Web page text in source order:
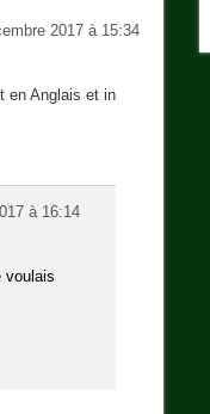
2017 à 15:34
en Anglais et in
à 16:14
voulais